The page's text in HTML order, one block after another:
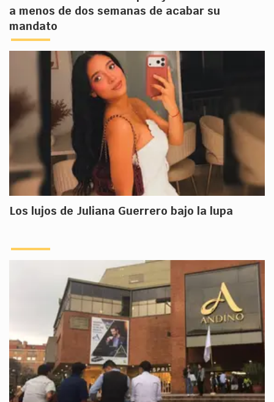
a menos de dos semanas de acabar su
mandato
Los lujos de Juliana Guerrero bajo la lupa